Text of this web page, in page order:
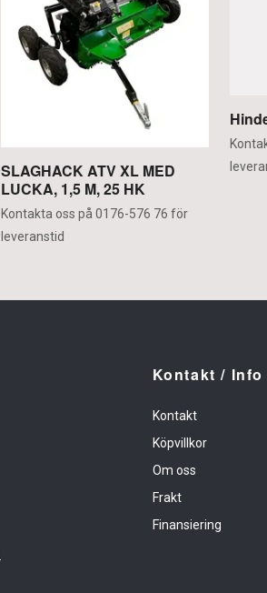
SLAGHACK ATV XL MED
LUCKA, 1,5 M, 25 HK
Kontakta oss på 0176-576 76 för
leveranstid
Kontakt / Info
Kontakt
Köpvillkor
Om oss
Frakt
Finansiering